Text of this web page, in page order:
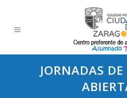
JORNADAS